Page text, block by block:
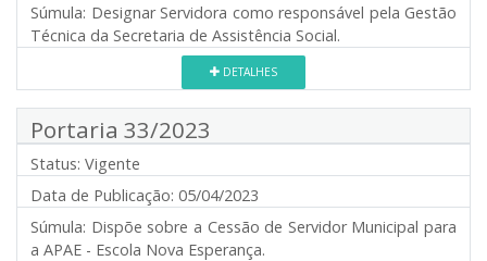
Súmula: Designar Servidora como responsável pela Gestão
Técnica da Secretaria de Assistência Social.
DETALHES
Portaria 33/2023
Status: Vigente
Data de Publicação: 05/04/2023
Súmula: Dispõe sobre a Cessão de Servidor Municipal para
a APAE - Escola Nova Esperança.